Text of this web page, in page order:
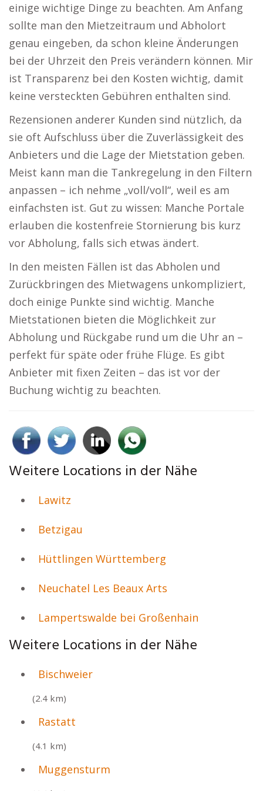
einige wichtige Dinge zu beachten. Am Anfang
sollte man den Mietzeitraum und Abholort
genau eingeben, da schon kleine Änderungen
bei der Uhrzeit den Preis verändern können. Mir
ist Transparenz bei den Kosten wichtig, damit
keine versteckten Gebühren enthalten sind.
Rezensionen anderer Kunden sind nützlich, da
sie oft Aufschluss über die Zuverlässigkeit des
Anbieters und die Lage der Mietstation geben.
Meist kann man die Tankregelung in den Filtern
anpassen – ich nehme „voll/voll“, weil es am
einfachsten ist. Gut zu wissen: Manche Portale
erlauben die kostenfreie Stornierung bis kurz
vor Abholung, falls sich etwas ändert.
In den meisten Fällen ist das Abholen und
Zurückbringen des Mietwagens unkompliziert,
doch einige Punkte sind wichtig. Manche
Mietstationen bieten die Möglichkeit zur
Abholung und Rückgabe rund um die Uhr an –
perfekt für späte oder frühe Flüge. Es gibt
Anbieter mit fixen Zeiten – das ist vor der
Buchung wichtig zu beachten.
Weitere Locations in der Nähe
Lawitz
Betzigau
Hüttlingen Württemberg
Neuchatel Les Beaux Arts
Lampertswalde bei Großenhain
Weitere Locations in der Nähe
Bischweier
(2.4 km)
Rastatt
(4.1 km)
Muggensturm